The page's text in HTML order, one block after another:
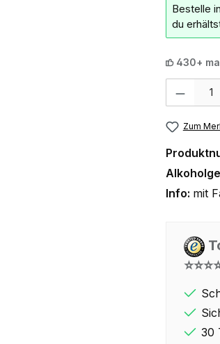
Bestelle
du
430+
Zum
Info: mit
30